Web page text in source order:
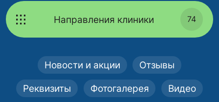
Направления клиники 74
Новости и акции Отзывы
Реквизиты Фотогалерея Видео